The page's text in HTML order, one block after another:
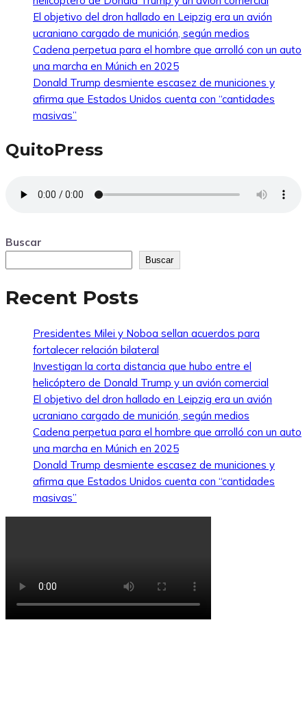
El objetivo del dron hallado en Leipzig era un avión
ucraniano cargado de munición, según medios
Cadena perpetua para el hombre que arrolló con un auto
una marcha en Múnich en 2025
Donald Trump desmiente escasez de municiones y
afirma que Estados Unidos cuenta con “cantidades
masivas”
QuitoPress
Buscar
Buscar
Recent Posts
Presidentes Milei y Noboa sellan acuerdos para
fortalecer relación bilateral
Investigan la corta distancia que hubo entre el
helicóptero de Donald Trump y un avión comercial
El objetivo del dron hallado en Leipzig era un avión
ucraniano cargado de munición, según medios
Cadena perpetua para el hombre que arrolló con un auto
una marcha en Múnich en 2025
Donald Trump desmiente escasez de municiones y
afirma que Estados Unidos cuenta con “cantidades
masivas”